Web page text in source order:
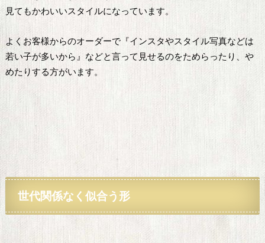
見てもかわいいスタイルになっています。
よくお客様からのオーダーで『インスタやスタイル写真などは
若い子が多いから』などと言って見せるのをためらったり、や
めたりする方がいます。
世代関係なく似合う形